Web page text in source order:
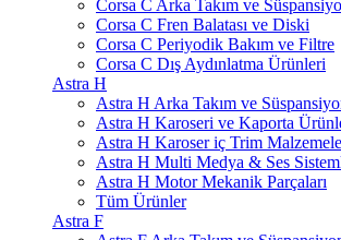
Corsa C Arka Takım ve
Corsa C Fren Balatası ve Diski
Corsa C Periyodik Bakım ve Filtre
Corsa C Dış Aydınlatma Ürünleri
Astra H
Astra H Arka Takım ve
Astra H Karoseri ve Kaporta
Astra H Karoser iç Trim
Astra H Multi Medya & Ses
Astra H Motor Mekanik Parçaları
Tüm Ürünler
Astra F